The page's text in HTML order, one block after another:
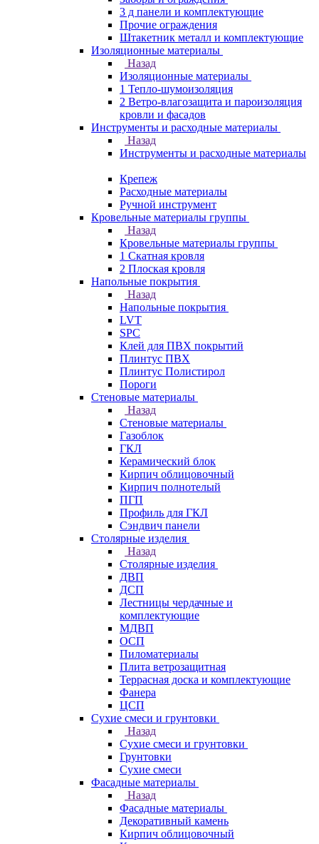
3 д панели и комплектующие
Прочие ограждения
Штакетник металл и комплектующие
Изоляционные материалы
Назад
Изоляционные материалы
1 Тепло-шумоизоляция
2 Ветро-влагозащита и пароизоляция
кровли и фасадов
Инструменты и расходные материалы
Назад
Инструменты и расходные материалы
Крепеж
Расходные материалы
Ручной инструмент
Кровельные материалы группы
Назад
Кровельные материалы группы
1 Скатная кровля
2 Плоская кровля
Напольные покрытия
Назад
Напольные покрытия
LVT
SPC
Клей для ПВХ покрытий
Плинтус ПВХ
Плинтус Полистирол
Пороги
Стеновые материалы
Назад
Стеновые материалы
Газоблок
ГКЛ
Керамический блок
Кирпич облицовочный
Кирпич полнотелый
ПГП
Профиль для ГКЛ
Сэндвич панели
Столярные изделия
Назад
Столярные изделия
ДВП
ДСП
Лестницы чердачные и
комплектующие
МДВП
ОСП
Пиломатериалы
Плита ветрозащитная
Террасная доска и комплектующие
Фанера
ЦСП
Сухие смеси и грунтовки
Назад
Сухие смеси и грунтовки
Грунтовки
Сухие смеси
Фасадные материалы
Назад
Фасадные материалы
Декоративный камень
Кирпич облицовочный